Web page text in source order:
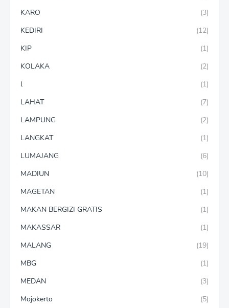
KARO
(3)
KEDIRI
(12)
KIP
(1)
KOLAKA
(2)
l
(1)
LAHAT
(7)
LAMPUNG
(2)
LANGKAT
(1)
LUMAJANG
(6)
MADIUN
(10)
MAGETAN
(1)
MAKAN BERGIZI GRATIS
(1)
MAKASSAR
(1)
MALANG
(19)
MBG
(1)
MEDAN
(3)
Mojokerto
(5)